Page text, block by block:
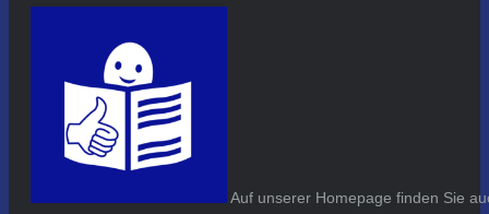
Auf unserer Homepage finden Sie